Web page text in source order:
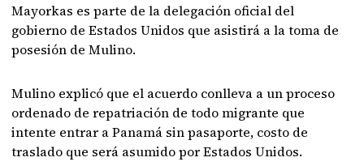
Mayorkas es parte de la delegación oficial del
gobierno de Estados Unidos que asistirá a la toma de
posesión de Mulino.
Mulino explicó que el acuerdo conlleva a un proceso
ordenado de repatriación de todo migrante que
intente entrar a Panamá sin pasaporte, costo de
traslado que será asumido por Estados Unidos.